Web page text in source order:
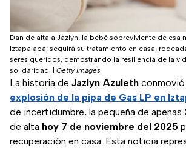
Dan de alta a Jazlyn, la bebé sobreviviente de esa
Iztapalapa; seguirá su tratamiento en casa,
seres queridos, demostrando la resiliencia de la
solidaridad.
Getty Images
La historia de Jazlyn Azuleth conmovió
explosión de la pipa de Gas LP en
de incertidumbre, la pequeña de apenas
de alta hoy 7 de noviembre del 2025
recuperación en casa. Esta noticia